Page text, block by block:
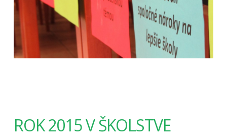
ROK 2015 V ŠKOLSTVE